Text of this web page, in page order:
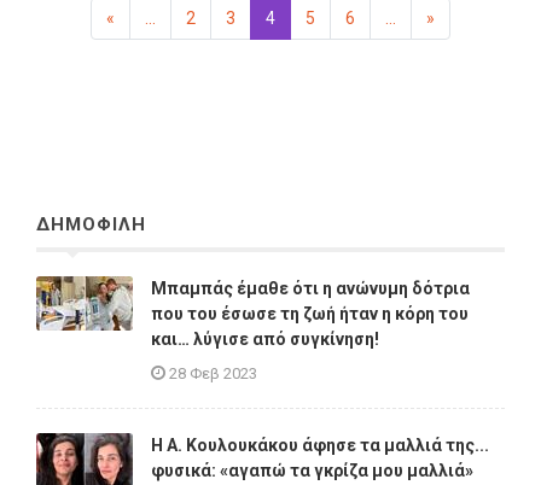
« Προηγούμενη
2 3 4 (επιλεγμένη)
5 6 »
ΔΗΜΟΦΙΛΗ
Μπαμπάς έμαθε ότι η ανώνυμη δότρια
που του έσωσε τη ζωή ήταν η κόρη του
και… λύγισε από συγκίνηση!
28 Φεβ 2023
Η A. Κουλουκάκου άφησε τα μαλλιά της...
φυσικά: «αγαπώ τα γκρίζα μου μαλλιά»